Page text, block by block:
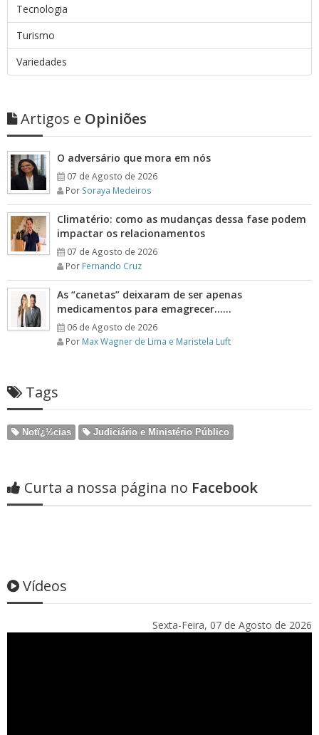
Tecnologia
Turismo
Variedades
Artigos e Opiniões
O adversário que mora em nós
07 de Agosto de 2026
Por Soraya Medeiros
Climatério: como as mudanças dessa fase podem
impactar os relacionamentos
07 de Agosto de 2026
Por Fernando Cruz
As “canetas” deixaram de ser apenas
medicamentos para emagrecer……
06 de Agosto de 2026
Por Max Wagner de Lima e Maristela Luft
Tags
Notï¿½cias Judiciário e Ministério Público
Curta a nossa página no Facebook
Vídeos
Sexta-Feira, 07 de Agosto de 2026